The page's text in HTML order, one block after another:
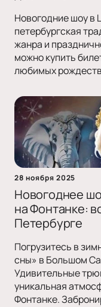
Новогодние шоу в
петербургская
жанра и
можно купить
любимых
28 ноября 2025
Новогоднее
на Фонтанке:
Петербурге
Погрузитесь в
сны» в Большом
Удивительные
уникальная
Фонтанке.